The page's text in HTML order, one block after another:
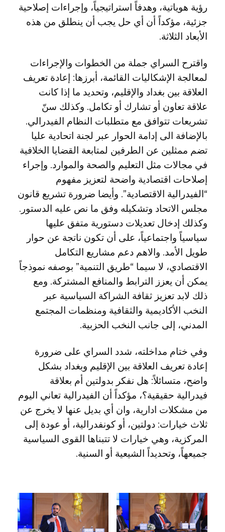
رؤية هوياتية، وهدفاً استراتيجياً، وإجراءات إصلاحية
جزئية، مؤكداً أن أي حل يجب أن ينطلق من هذه
الأبعاد الثلاثة.
واقترح السراي جملة من الخطوات والإجراءات
لمعالجة الإشكاليات القائمة، أبرزها: إعادة تعريف
العلاقة بين بغداد والإقليم، وتحديد ما إذا كانت
علاقة تعاون أو تشارك أو تكامل. وكذلك سنّ
تشريعات تتوافق مع متطلبات النظام الفيدرالي.
بالإضافة الى إدامة الحوار عبر لجنة اتحادية عليا
تضم ممثلين عن الطرفين لمتابعة القضايا الخلافية
في مجالات مثل التعليم والصحة والموارد. وإجراء
إصلاحات اقتصادية واضحة لتعزيز مفهوم
“الفيدرالية الاقتصادية”. وأيضا ضرورة تشريع قانون
مجلس الاتحاد وتشكيله وفق ما نص عليه الدستور.
وكذلك إدخال تعديلات دستورية متفق عليها
سياسياً واجتماعياً، على أن تكون ناتجة عن حوار
طويل الأمد. والاهم دعم مشاريع التكامل
الاقتصادي، لا سيما “طريق التنمية” بوصفه نموذجاً
يمكن أن يعزز الترابط والمنافع المشتركة. ومع
ذلك لابد تعزيز ثقافة الشراكة السياسية عبر
النخب الأكاديمية والثقافية ومنظمات المجتمع
المدني، إلى جانب النخب الحزبية.
وفي ختام مداخلته، شدد السراي على ضرورة
إعادة تعريف العلاقة بين الإقليم وبغداد بشكل
واضح، متسائلاً: هل نفكر بدولتين أم بعلاقة
فيدرالية حقيقية؟، مؤكداً أن الفيدرالية تعاني اليوم
من مشكلات ادارية، وان أي بديل عنها لا يخرج عن
ثلاث خيارات: دولتين، أو كونفدرالية، أو عودة إلى
المركزية، وهي خيارات لا تتبناها القوى السياسية
جميعهاً، وتحديداً الشيعية أو السنية.